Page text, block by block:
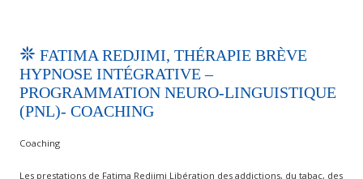
FATIMA REDJIMI, THÉRAPIE BRÈVE
HYPNOSE INTÉGRATIVE –
PROGRAMMATION NEURO-LINGUISTIQUE
(PNL)- COACHING
Coaching
Les prestations de Fatima Redjimi Libération des addictions, du tabac, des